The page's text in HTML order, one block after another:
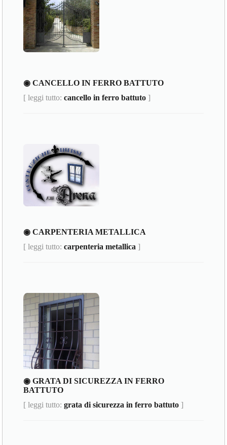
◉ CANCELLO IN FERRO BATTUTO
[ leggi tutto:cancello in ferro battuto ]
◉ CARPENTERIA METALLICA
[ leggi tutto:carpenteria metallica ]
◉ GRATA DI SICUREZZA IN FERRO
BATTUTO
[ leggi tutto:grata di sicurezza in ferro battuto ]